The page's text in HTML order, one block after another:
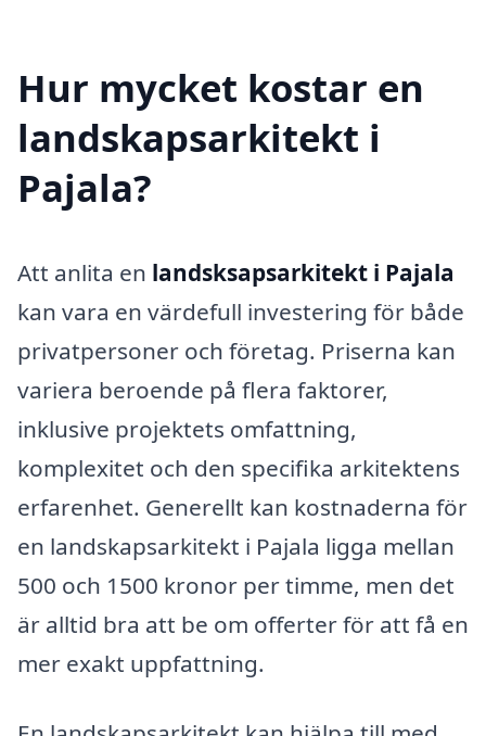
Hur mycket kostar en
landskapsarkitekt i
Pajala?
Att anlita en landsksapsarkitekt i Pajala
kan vara en värdefull investering för både
privatpersoner och företag. Priserna kan
variera beroende på flera faktorer,
inklusive projektets omfattning,
komplexitet och den specifika arkitektens
erfarenhet. Generellt kan kostnaderna för
en landskapsarkitekt i Pajala ligga mellan
500 och 1500 kronor per timme, men det
är alltid bra att be om offerter för att få en
mer exakt uppfattning.